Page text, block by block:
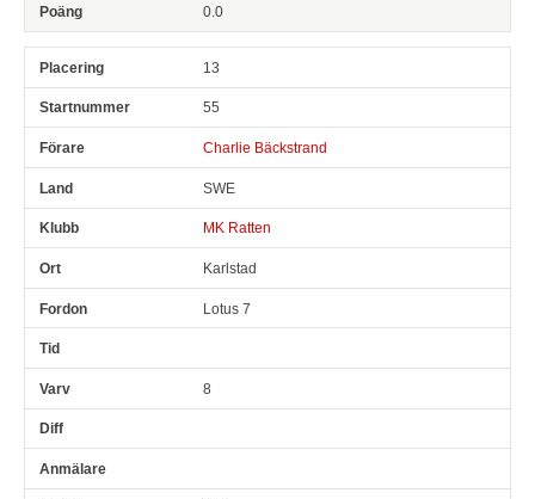
0.0
13
55
Charlie Bäckstrand
SWE
MK Ratten
Karlstad
Lotus 7
8